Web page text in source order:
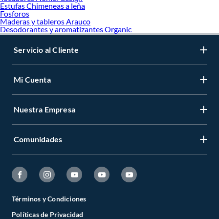
Estufas Chimeneas a leña
Fosforos
Maderas y tableros Arauco
Desodorantes y aromatizantes Organic
Servicio al Cliente
Mi Cuenta
Nuestra Empresa
Comunidades
Términos y Condiciones
Políticas de Privacidad